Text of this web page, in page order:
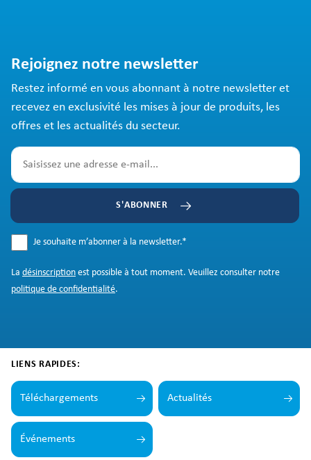
Rejoignez notre newsletter
Restez informé en vous abonnant à notre newsletter et
recevez en exclusivité les mises à jour de produits, les
offres et les actualités du secteur.
S'ABONNER
Je souhaite m’abonner à la newsletter.*
La désinscription est possible à tout moment. Veuillez consulter notre
politique de confidentialité.
LIENS RAPIDES:
Téléchargements Actualités
Événements